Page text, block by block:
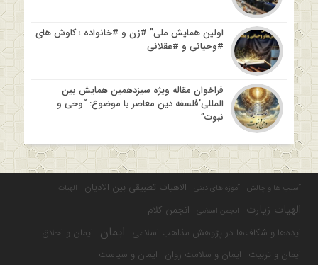
اولین همایش ملی” #زن و #خانواده ؛ کاوش های
#وحیانی و #عقلانی
فراخوان مقاله ویژه سیزدهمین همایش بین
المللی’فلسفه دین معاصر با موضوع: “وحی و
نبوت”
آسیب ها و چالش آموزه های دینی الاهیات تطبیقی بین الادیان الهیات
الهیات زیارت انجمن اسلامی
انجمن کلام
ایده‌ها و شکاف‌ها در پژوهش مذاهب اسلامی ایمان ایمان و اخلاق
ایمان و تربیت ایمان و سلامت روان ایمان و سیاست